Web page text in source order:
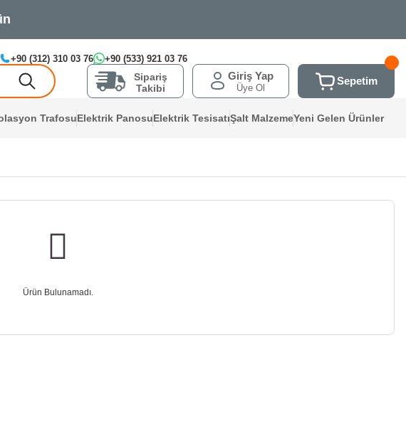
+90 (312) 310 03 76 +90 (533) 921 03 76
Sipariş
Takibi
Giriş Yap
Üye Ol
Sepetim
TrafosuElektrik PanosuElektrik TesisatıŞalt MalzemeYeni Gelen Ürünler
Ürün Bulunamadı.